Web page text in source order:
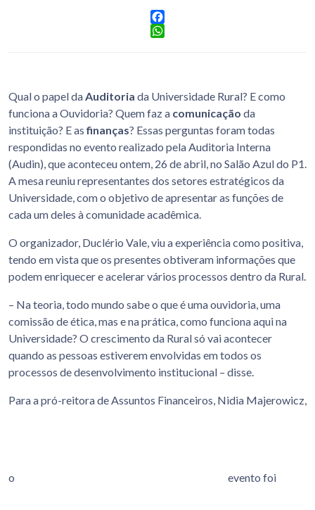
Facebook
Qual o papel da Auditoria da Universidade Rural? E como
funciona a Ouvidoria? Quem faz a comunicação da
instituição? E asfinanças? Essas perguntas foram todas
respondidas no evento realizado pela Auditoria Interna
(Audin), que aconteceu ontem, 26 de abril, no Salão Azul do P1.
A mesa reuniu representantes dos setores estratégicos da
Universidade, com o objetivo de apresentar as funções de
cada um deles à comunidade acadêmica.
O organizador, Duclério Vale, viu a experiência como positiva,
tendo em vista que os presentes obtiveram informações que
podem enriquecer e acelerar vários processos dentro da Rural.
– Na teoria, todo mundo sabe o que é uma ouvidoria, uma
comissão de ética, mas e na prática, como funciona aqui na
Universidade? O crescimento da Rural só vai acontecer
quando as pessoas estiverem envolvidas em todos os
processos de desenvolvimento institucional – disse.
Para a pró-reitora de Assuntos Financeiros, Nidia Majerowicz,
o evento foi